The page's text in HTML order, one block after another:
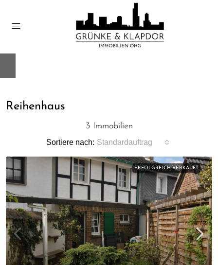
Reihenhaus
3 Immobilien
Sortiere nach: Standardauftrag
ERFOLGREICH VERKAUFT